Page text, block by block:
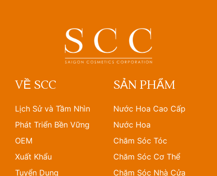
VỀ SCC
Lịch Sử và Tầm Nhìn
Phát Triển Bền Vững
OEM
Xuất Khẩu
Tuyển Dụng
SẢN PHẨM
Nước Hoa Cao Cấp
Nước Hoa
Chăm Sóc Tóc
Chăm Sóc Cơ Thể
Chăm Sóc Nhà Cửa